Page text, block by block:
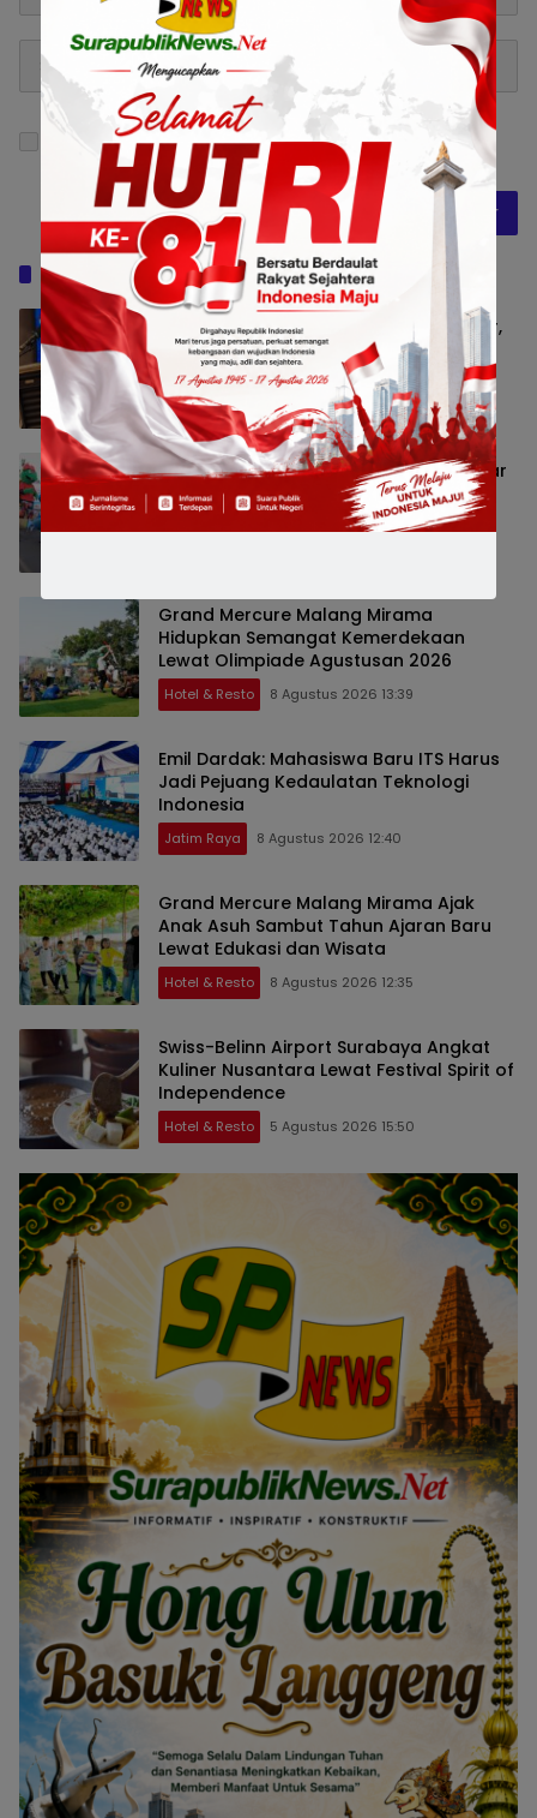
Simpan nama, email, dan situs web saya pada
peramban ini untuk komentar saya berikutnya.
Baca Juga
Musda VII Demokrat Jatim Siap Digelar,
H. Nur Muhyidin Ditunjuk sebagai Ketua
OC
Jatim Raya 9 Agustus 2026 19:48
BCA Gandeng PPATK Edukasi 100 Pelajar
dan Lepasliarkan 1.300 Tukik di
Banyuwangi
Grand Mercure Malang Mirama
Hidupkan Semangat Kemerdekaan
Lewat Olimpiade Agustusan 2026
Hotel & Resto 8 Agustus 2026 13:39
Emil Dardak: Mahasiswa Baru ITS Harus
Jadi Pejuang Kedaulatan Teknologi
Indonesia
Jatim Raya 8 Agustus 2026 12:40
Grand Mercure Malang Mirama Ajak
Anak Asuh Sambut Tahun Ajaran Baru
Lewat Edukasi dan Wisata
Hotel & Resto 8 Agustus 2026 12:35
Swiss-Belinn Airport Surabaya Angkat
Kuliner Nusantara Lewat Festival Spirit of
Independence
Hotel & Resto 5 Agustus 2026 15:50